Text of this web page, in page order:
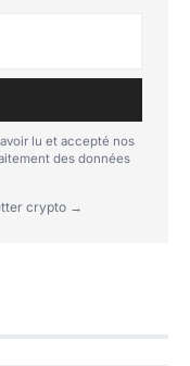
lu et accepté nos
des données
crypto →